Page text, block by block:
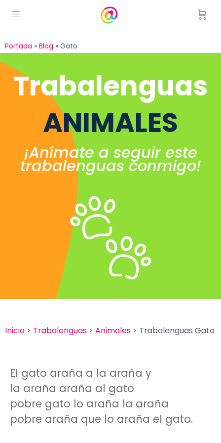
Portada » Blog » Gato
Trabalenguas
ANIMALES
¡Anímate a seguir este
trabalenguas conmigo!
Inicio > Trabalenguas > Animales > Trabalenguas Gato
El gato araña a la araña y
la araña araña al gato
pobre gato lo araña la araña
pobre araña que lo araña el gato.